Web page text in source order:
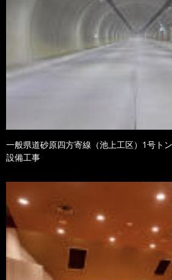
一般県道砂原四方寄線（池上工区）1号ト
設備工事